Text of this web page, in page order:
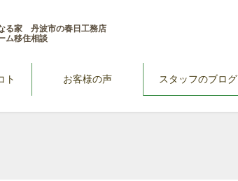
る家 丹波市の春日工務店
ム移住相談
ト お客様の声 スタッフのブログ